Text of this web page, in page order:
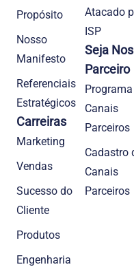
Propósito
Nosso
Manifesto
Referenciais
Estratégicos
Carreiras
Marketing
Vendas
Sucesso do
Cliente
Produtos
Engenharia
Atacado
ISP
Seja
Parceiro
Canais
Parceiros
Cadastro
Canais
Parceiros